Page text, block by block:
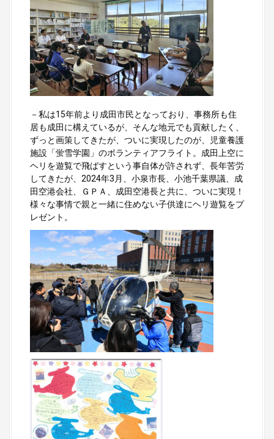
－私は15年前より成田市民となっており、事務所も住
居も成田に構えているが、そんな地元でも貢献したく、
ずっと画策してきたが、ついに実現したのが、児童養護
施設「蛍雪学園」のボランティアフライト。成田上空に
ヘリを遊覧で飛ばすという事自体が許されず、長年苦労
してきたが、2024年3月、小泉市長、小池千葉県議、成
田空港会社、ＧＰＡ、成田空港長と共に、ついに実現！
様々な事情で親と一緒に住めない子供達にヘリ遊覧をプ
レゼント。